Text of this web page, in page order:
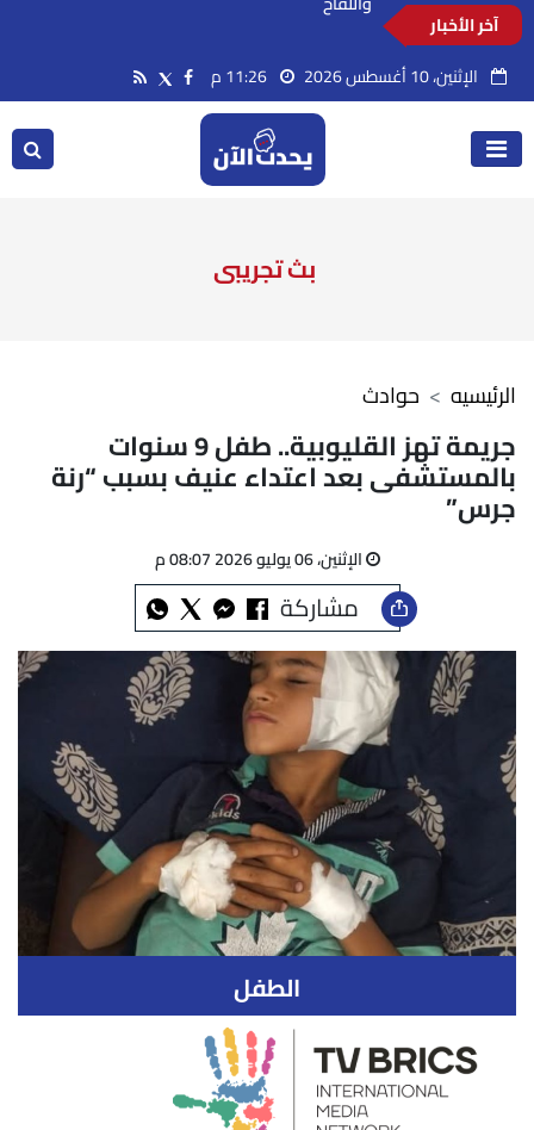
آخر الأخبار
واللقاح
الإثنين، 10 أغسطس 2026
بث تجريبى
حوادث الرئيسيه
جريمة تهز القليوبية.. طفل 9 سنوات
بالمستشفى بعد اعتداء عنيف بسبب “رنة
جرس”
الإثنين، 06 يوليو 2026 08:07 م
مشاركة
الطفل